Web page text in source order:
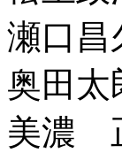
瀬口
奥田
美濃